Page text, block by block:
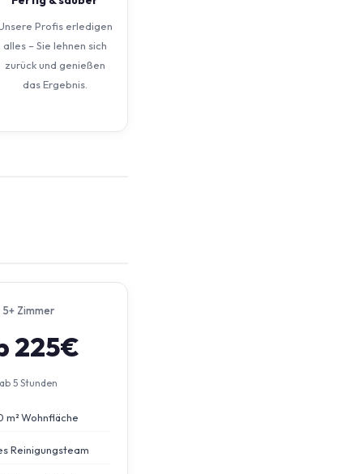
Profis erledigen
alles – Sie lehnen sich
zurück und genießen
das Ergebnis.
5+ Zimmer
225€
ab 5 Stunden
m² Wohnfläche
Reinigungsteam